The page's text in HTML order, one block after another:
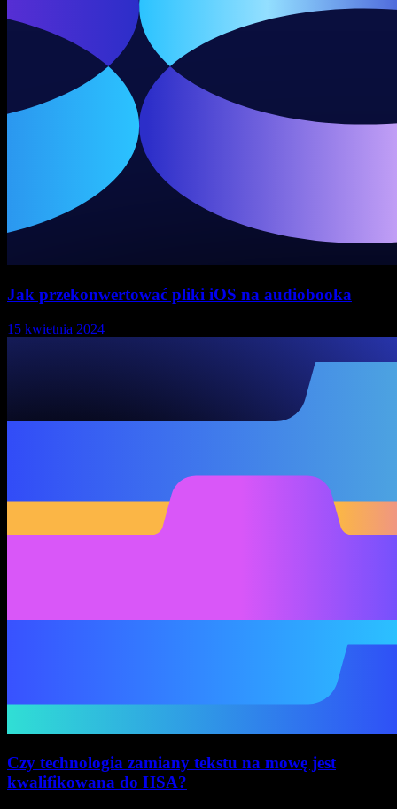
Jak przekonwertować pliki iOS na audiobooka
15 kwietnia 2024
Czy technologia zamiany tekstu na mowę jest
kwalifikowana do HSA?